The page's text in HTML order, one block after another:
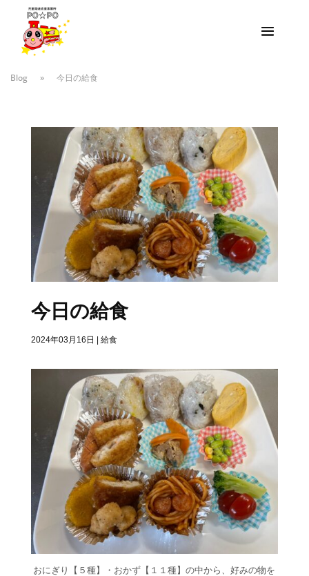
Blog » 今日の給食
今日の給食
2024年03月16日 給食
おにぎり【５種】・おかず【１１種】の中から、好みの物を